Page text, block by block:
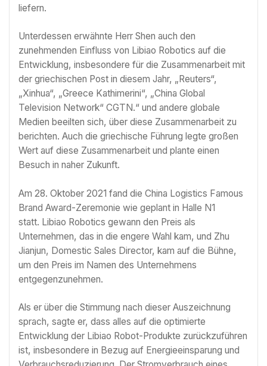
liefern.
Unterdessen erwähnte Herr Shen auch den
zunehmenden Einfluss von Libiao Robotics auf die
Entwicklung, insbesondere für die Zusammenarbeit mit
der griechischen Post in diesem Jahr, „Reuters“,
„Xinhua“, „Greece Kathimerini“, „China Global
Television Network“ CGTN.“ und andere globale
Medien beeilten sich, über diese Zusammenarbeit zu
berichten. Auch die griechische Führung legte großen
Wert auf diese Zusammenarbeit und plante einen
Besuch in naher Zukunft.
Am 28. Oktober 2021 fand die China Logistics Famous
Brand Award-Zeremonie wie geplant in Halle N1
statt. Libiao Robotics gewann den Preis als
Unternehmen, das in die engere Wahl kam, und Zhu
Jianjun, Domestic Sales Director, kam auf die Bühne,
um den Preis im Namen des Unternehmens
entgegenzunehmen.
Als er über die Stimmung nach dieser Auszeichnung
sprach, sagte er, dass alles auf die optimierte
Entwicklung der Libiao Robot-Produkte zurückzuführen
ist, insbesondere in Bezug auf Energieeinsparung und